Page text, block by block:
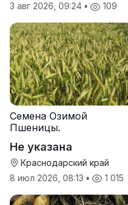
3 авг 2026, 09:24 • 109
Семена Озимой
Пшеницы.
Не указана
Краснодарский край
8 июл 2026, 08:13 • 1 015